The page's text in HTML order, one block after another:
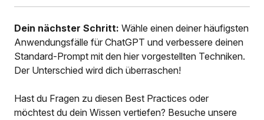
Dein nächster Schritt: Wähle einen deiner häufigsten
Anwendungsfälle für ChatGPT und verbessere deinen
Standard-Prompt mit den hier vorgestellten Techniken.
Der Unterschied wird dich überraschen!
Hast du Fragen zu diesen Best Practices oder
möchtest du dein Wissen vertiefen? Besuche unsere